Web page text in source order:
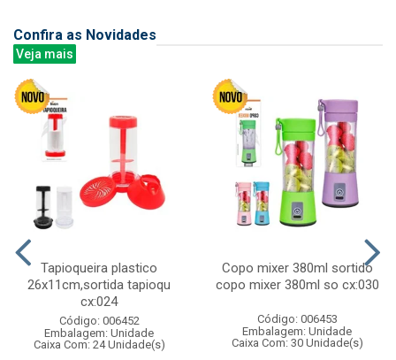
Confira as Novidades
Veja mais
Tapioqueira plastico
26x11cm,sortida tapioqu
cx:024
Código: 006452
Embalagem: Unidade
Caixa Com: 24 Unidade(s)
Copo mixer 380ml sortido
copo mixer 380ml so cx:030
Código: 006453
Embalagem: Unidade
Caixa Com: 30 Unidade(s)